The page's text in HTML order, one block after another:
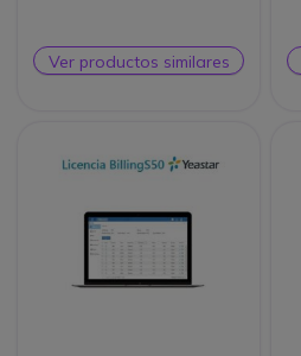
Ver productos similares